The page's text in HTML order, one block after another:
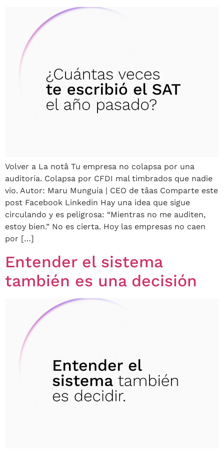
Volver a La notâ Tu empresa no colapsa por una
auditoría. Colapsa por CFDI mal timbrados que nadie
vio. Autor: Maru Munguía | CEO de tâas Comparte este
post Facebook Linkedin Hay una idea que sigue
circulando y es peligrosa: “Mientras no me auditen,
estoy bien.” No es cierta. Hoy las empresas no caen
por […]
Entender el sistema
también es una decisión